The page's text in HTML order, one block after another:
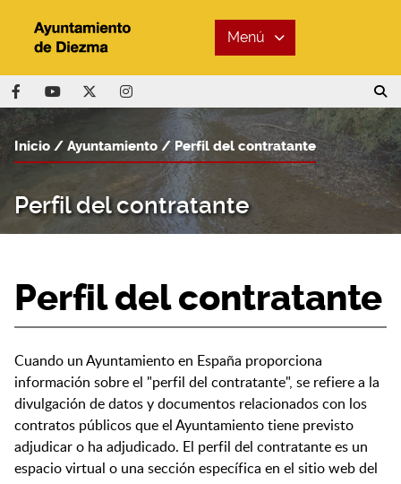
Menú
Perfil del contratante
Inicio Ayuntamiento Perfil del contratante
Perfil del contratante
Cuando un Ayuntamiento en España proporciona
información sobre el "perfil del contratante", se refiere a la
divulgación de datos y documentos relacionados con los
contratos públicos que el Ayuntamiento tiene previsto
adjudicar o ha adjudicado. El perfil del contratante es un
espacio virtual o una sección específica en el sitio web del